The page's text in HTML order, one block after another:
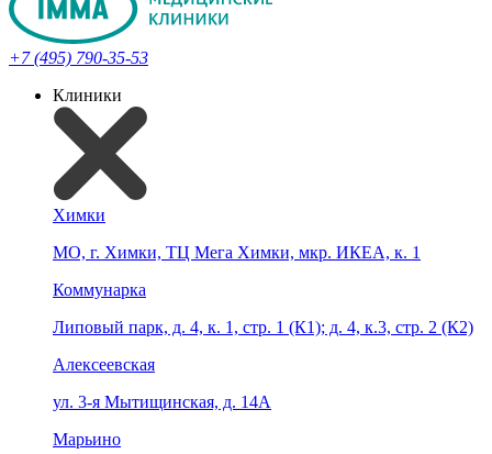
+7 (495) 790-35-53
Клиники
Химки
МО, г. Химки, ТЦ Мега Химки, мкр. ИКЕА, к. 1
Коммунарка
Липовый парк, д. 4, к. 1, стр. 1 (К1); д. 4, к.3, стр. 2 (К2)
Алексеевская
ул. 3-я Мытищинская, д. 14А
Марьино